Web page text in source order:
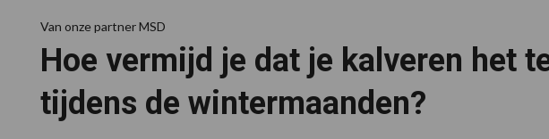
Van onze partner MSD
Hoe vermijd je dat je kalveren het
tijdens de wintermaanden?